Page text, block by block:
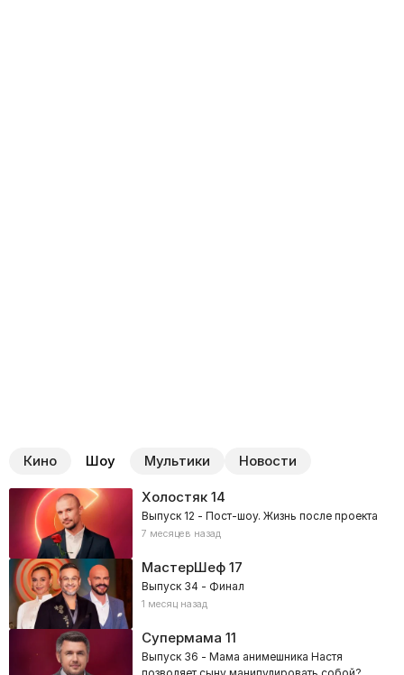
Кино Шоу Мультики Новости
Холостяк14
Выпуск 12 - Пост-шоу. Жизнь после проекта
7 месяцев назад
МастерШеф17
Выпуск 34 - Финал
1 месяц назад
Супермама 11
Выпуск 36 - Мама анимешника Настя